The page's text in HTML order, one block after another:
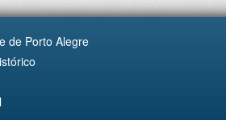
de Porto Alegre